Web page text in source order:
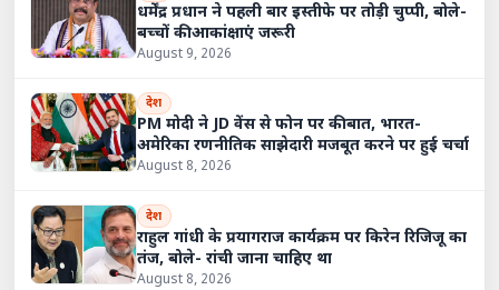
धर्मेंद्र प्रधान ने पहली बार इस्तीफे पर तोड़ी चुप्पी, बोले-
बच्चों की आकांक्षाएं जरूरी
August 9, 2026
देश
PM मोदी ने JD वेंस से फोन पर की बात, भारत-
अमेरिका रणनीतिक साझेदारी मजबूत करने पर हुई चर्चा
August 8, 2026
देश
राहुल गांधी के प्रयागराज कार्यक्रम पर किरेन रिजिजू का
तंज, बोले- रांची जाना चाहिए था
August 8, 2026